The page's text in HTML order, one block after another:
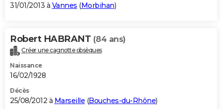
31/01/2013 à Vannes (Morbihan)
Robert HABRANT (84 ans)
Créer une cagnotte obsèques
Naissance
16/02/1928
Décès
25/08/2012 à Marseille (Bouches-du-Rhône)